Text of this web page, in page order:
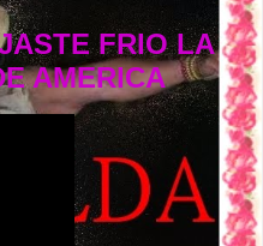
FRIO LA
AMERICA